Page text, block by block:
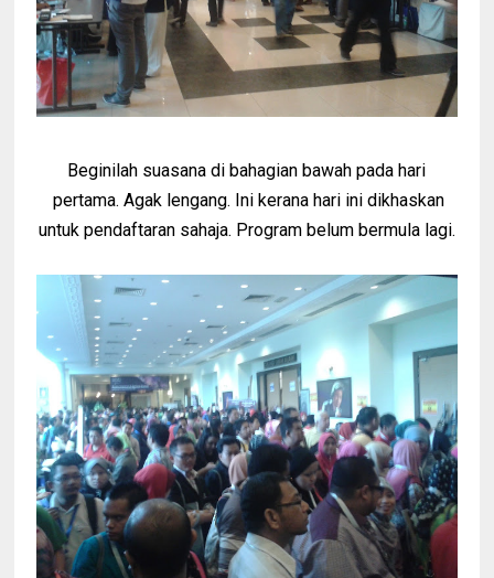
Beginilah suasana di bahagian bawah pada hari
pertama. Agak lengang. Ini kerana hari ini dikhaskan
untuk pendaftaran sahaja. Program belum bermula lagi.